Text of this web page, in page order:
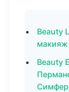
Beauty
макияж
Beauty